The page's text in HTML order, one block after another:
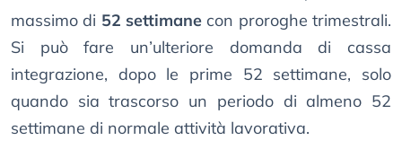
massimo di 52 settimane con proroghe trimestrali.
Si può fare un’ulteriore domanda di cassa
integrazione, dopo le prime 52 settimane, solo
quando sia trascorso un periodo di almeno 52
settimane di normale attività lavorativa.